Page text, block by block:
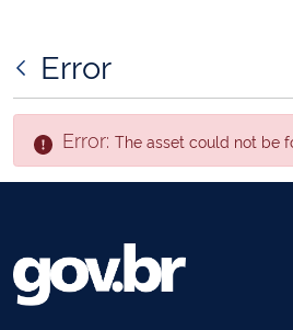
Error
Error: The asset could not be